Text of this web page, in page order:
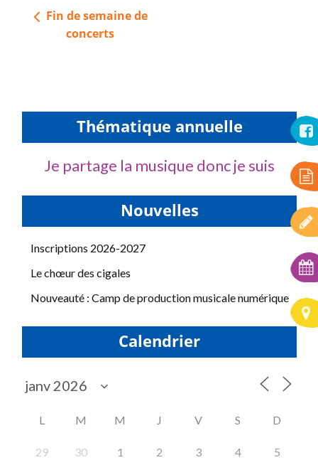
Navigation
Fin de semaine de
concerts
Thématique annuelle
Je partage la musique donc je suis
Nouvelles
Inscriptions 2026-2027
Le chœur des cigales
Nouveauté : Camp de production musicale numérique
Calendrier
L M M J V S D
29 30 1 2 3 4 5